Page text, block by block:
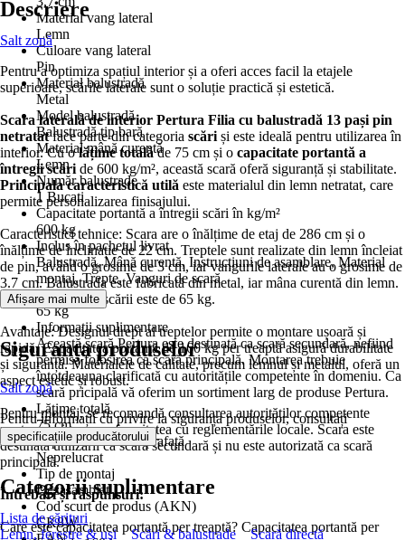
Material vang lateral
Lemn
Culoare vang lateral
Pin
Material balustradă
Metal
Model balustradă
Balustradă tip bară
Material mână curentă
Lemn
Număr balustrade
1 Bucati
Capacitate portantă a întregii scări în kg/m²
600 kg
Inclus în pachetul livrat
Balustradă, Mână curentă, Instrucțiuni de asamblare, Material
montaj, Trepte, Vanguri de scară
Greutate
65 kg
Informații suplimentare
Această scară Pertura este destinată ca scară secundară, nefiind
permisă folosirea ca scară principală. Montarea trebuie
întotdeauna clarificată cu autoritățile competente în domeniu. Ca
scară pricipală vă oferim un sortiment larg de produse Pertura.
Lăţime totală
75 cm
Suprafață/tratare suprafață
Neprelucrat
Tip de montaj
Dezasamblat
Cod scurt de produs (AKN)
CK8W
Descriere
Salt zonă
Pentru a optimiza spațiul interior și a oferi acces facil la etajele
superioare, scările laterale sunt o soluție practică și estetică.
Scara laterală de interior Pertura Filia cu balustradă 13 pași pin
netratatface parte din categoria scări și este ideală pentru utilizarea în
interior. Cu olățime totalăde 75 cm și o capacitate portantă a
întregii scări de 600 kg/m², această scară oferă siguranță și stabilitate.
Principala caracteristică utilă este materialul din lemn netratat, care
permite personalizarea finisajului.
Caracteristici tehnice: Scara are o înălțime de etaj de 286 cm și o
înălțime de înclinație de 22 cm. Treptele sunt realizate din lemn încleiat
de pin, având o grosime de 3 cm, iar vangurile laterale au o grosime de
3.7 cm. Balustrada este fabricată din metal, iar mâna curentă din lemn.
Greutatea totală a scării este de 65 kg.
Avantaje: Designul drept al treptelor permite o montare ușoară și
rapidă. Capacitatea portantă de 160 kg per treaptă asigură durabilitate
și siguranță. Materialele de calitate, precum lemnul și metalul, oferă un
aspect estetic și robust.
Pentru montaj, se recomandă consultarea autorităților competente
pentru a asigura conformitatea cu reglementările locale. Scara este
destinată utilizării ca scară secundară și nu este autorizată ca scară
principală.
Întrebări și răspunsuri:
Care este capacitatea portantă per treaptă? Capacitatea portantă per
Afișare mai multe
Siguranța produselor
Salt zonă
Pentru informații cu privire la siguranța produselor, consultați
specificațiile producătorului .
Categorii suplimentare
Lista de sărituri
Lemn, ferestre & uşi
Scări & balustrade
Scară directă